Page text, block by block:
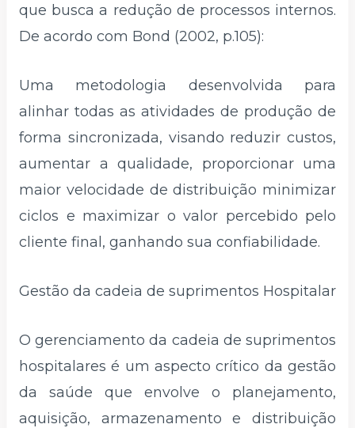
que busca a redução de processos internos.
De acordo com Bond (2002, p.105):
Uma metodologia desenvolvida para
alinhar todas as atividades de produção de
forma sincronizada, visando reduzir custos,
aumentar a qualidade, proporcionar uma
maior velocidade de distribuição minimizar
ciclos e maximizar o valor percebido pelo
cliente final, ganhando sua confiabilidade.
Gestão da cadeia de suprimentos Hospitalar
O gerenciamento da cadeia de suprimentos
hospitalares é um aspecto crítico da gestão
da saúde que envolve o planejamento,
aquisição, armazenamento e distribuição